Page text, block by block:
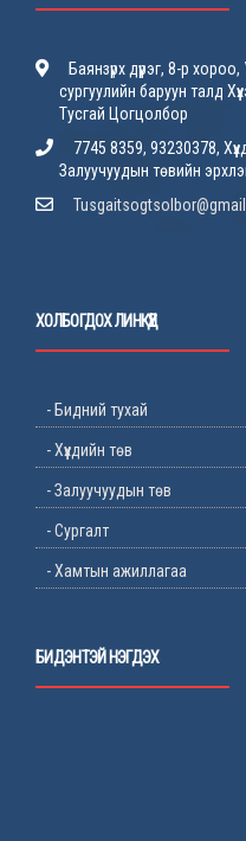
Баянзүрх дүүрэг, 8-р
сургуулийн баруун талд
Тусгай Цогцолбор
7745 8359, 93230378,
Залуучуудын төвийн
ХОЛБОГДОХ ЛИНКҮҮД
- Бидний тухай
- Хүүхдийн төв
- Залуучуудын төв
- Сургалт
- Хамтын ажиллагаа
БИДЭНТЭЙ НЭГДЭХ